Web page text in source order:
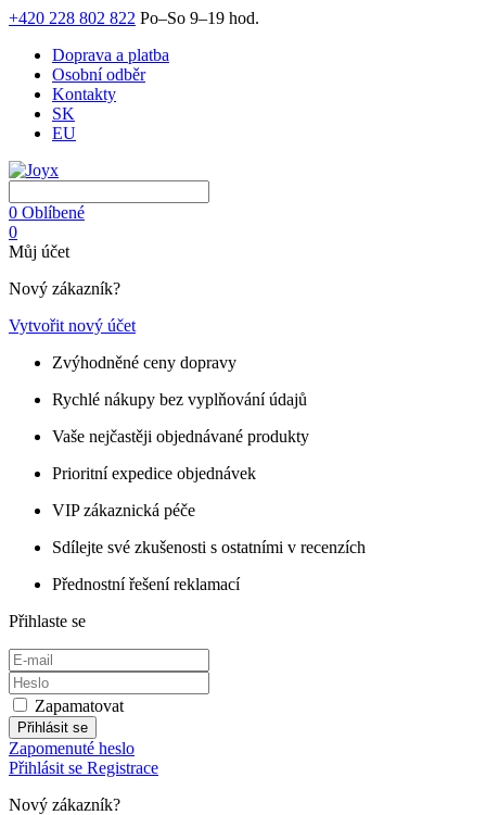
+420 228 802 822 Po–So 9–19 hod.
Doprava a platba
Osobní odběr
Kontakty
SK
EU
0 Oblíbené
0
Můj účet
Nový zákazník?
Vytvořit nový účet
Zvýhodněné ceny dopravy
Rychlé nákupy bez vyplňování údajů
Vaše nejčastěji objednávané produkty
Prioritní expedice objednávek
VIP zákaznická péče
Sdílejte své zkušenosti s ostatními v recenzích
Přednostní řešení reklamací
Přihlaste se
Zapamatovat
Přihlásit se
Zapomenuté heslo
Přihlásit se Registrace
Nový zákazník?